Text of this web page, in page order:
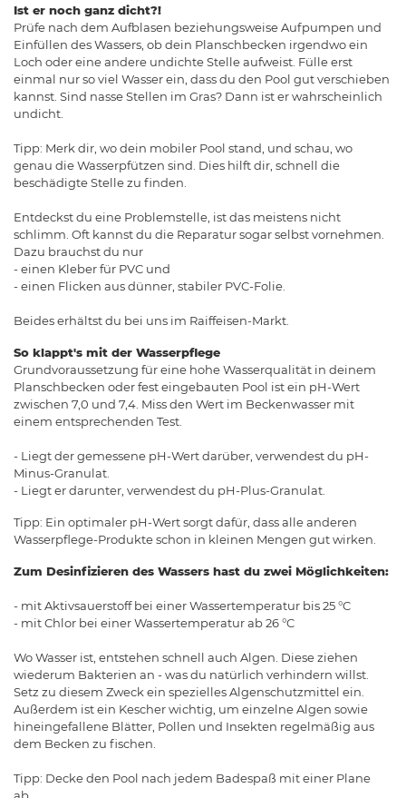
Ist er noch ganz dicht?!
Prüfe nach dem Aufblasen beziehungsweise Aufpumpen und
Einfüllen des Wassers, ob dein Planschbecken irgendwo ein
Loch oder eine andere undichte Stelle aufweist. Fülle erst
einmal nur so viel Wasser ein, dass du den Pool gut verschieben
kannst. Sind nasse Stellen im Gras? Dann ist er wahrscheinlich
undicht.
Tipp: Merk dir, wo dein mobiler Pool stand, und schau, wo
genau die Wasserpfützen sind. Dies hilft dir, schnell die
beschädigte Stelle zu finden.
Entdeckst du eine Problemstelle, ist das meistens nicht
schlimm. Oft kannst du die Reparatur sogar selbst vornehmen.
Dazu brauchst du nur
- einen Kleber für PVC und
- einen Flicken aus dünner, stabiler PVC-Folie.
Beides erhältst du bei uns im Raiffeisen-Markt.
So klappt's mit der Wasserpflege
Grundvoraussetzung für eine hohe Wasserqualität in deinem
Planschbecken oder fest eingebauten Pool ist ein pH-Wert
zwischen 7,0 und 7,4. Miss den Wert im Beckenwasser mit
einem entsprechenden Test.
- Liegt der gemessene pH-Wert darüber, verwendest du pH-
Minus-Granulat.
- Liegt er darunter, verwendest du pH-Plus-Granulat.
Tipp: Ein optimaler pH-Wert sorgt dafür, dass alle anderen
Wasserpflege-Produkte schon in kleinen Mengen gut wirken.
Zum Desinfizieren des Wassers hast du zwei Möglichkeiten:
- mit Aktivsauerstoff bei einer Wassertemperatur bis 25 °C
- mit Chlor bei einer Wassertemperatur ab 26 °C
Wo Wasser ist, entstehen schnell auch Algen. Diese ziehen
wiederum Bakterien an - was du natürlich verhindern willst.
Setz zu diesem Zweck ein spezielles Algenschutzmittel ein.
Außerdem ist ein Kescher wichtig, um einzelne Algen sowie
hineingefallene Blätter, Pollen und Insekten regelmäßig aus
dem Becken zu fischen.
Tipp: Decke den Pool nach jedem Badespaß mit einer Plane